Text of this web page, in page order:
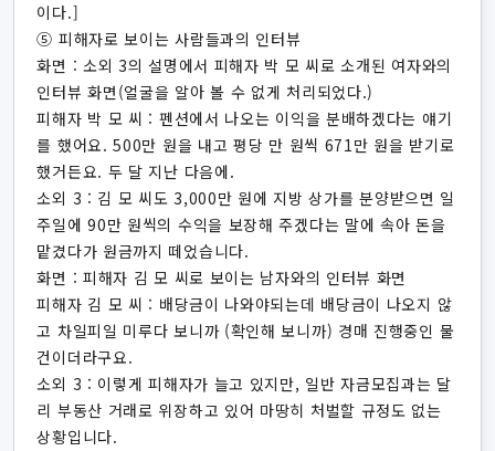
이다.]
⑤ 피해자로 보이는 사람들과의 인터뷰
화면 : 소외 3의 설명에서 피해자 박 모 씨로 소개된 여자와의
인터뷰 화면(얼굴을 알아 볼 수 없게 처리되었다.)
피해자 박 모 씨 : 펜션에서 나오는 이익을 분배하겠다는 얘기
를 했어요. 500만 원을 내고 평당 만 원씩 671만 원을 받기로
했거든요. 두 달 지난 다음에.
소외 3 : 김 모 씨도 3,000만 원에 지방 상가를 분양받으면 일
주일에 90만 원씩의 수익을 보장해 주겠다는 말에 속아 돈을
맡겼다가 원금까지 떼었습니다.
화면 : 피해자 김 모 씨로 보이는 남자와의 인터뷰 화면
피해자 김 모 씨 : 배당금이 나와야되는데 배당금이 나오지 않
고 차일피일 미루다 보니까 (확인해 보니까) 경매 진행중인 물
건이더라구요.
소외 3 : 이렇게 피해자가 늘고 있지만, 일반 자금모집과는 달
리 부동산 거래로 위장하고 있어 마땅히 처벌할 규정도 없는
상황입니다.